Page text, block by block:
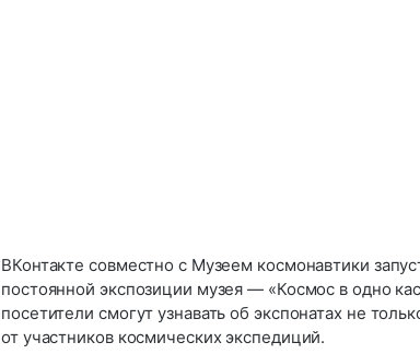
ВКонтакте совместно с Музеем космонавтики
постоянной экспозиции музея — «Космос в одно
посетители смогут узнавать об экспонатах не
от участников космических экспедиций.